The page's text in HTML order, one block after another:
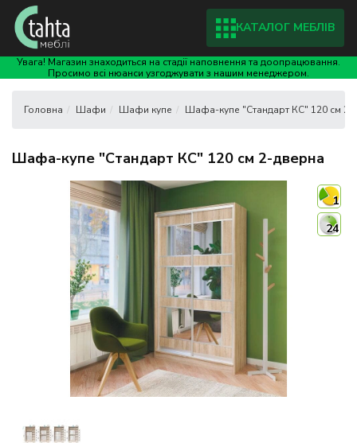
Увага! Магазин знаходиться на стадії наповнення та доопрацювання.
Просимо всі нюанси узгоджувати з нашим менеджером.
КАТАЛОГ МЕБЛІВ
Шафи Шафи купе Шафа-купе "Стандарт КС" 120 см 2-
Шафа-купе "Стандарт КС" 120 см 2-дверна
1
24